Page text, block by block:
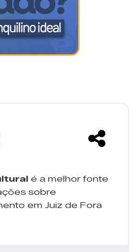
é a melhor fonte
sobre
em Juiz de Fora